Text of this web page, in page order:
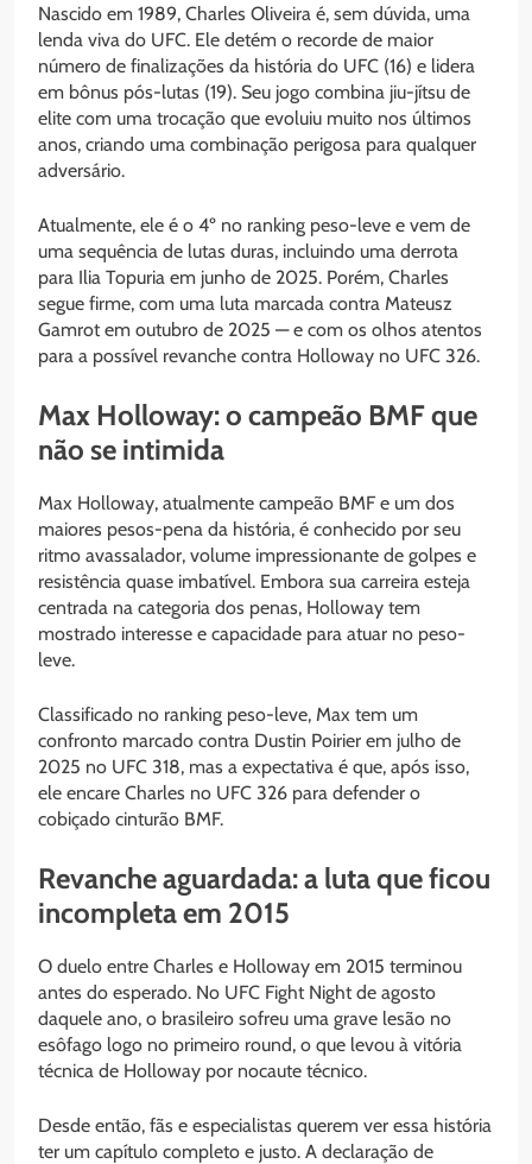
Nascido em 1989, Charles Oliveira é, sem dúvida, uma
lenda viva do UFC. Ele detém o recorde de maior
número de finalizações da história do UFC (16) e lidera
em bônus pós-lutas (19). Seu jogo combina jiu-jítsu de
elite com uma trocação que evoluiu muito nos últimos
anos, criando uma combinação perigosa para qualquer
adversário.
Atualmente, ele é o 4º no ranking peso-leve e vem de
uma sequência de lutas duras, incluindo uma derrota
para Ilia Topuria em junho de 2025. Porém, Charles
segue firme, com uma luta marcada contra Mateusz
Gamrot em outubro de 2025 — e com os olhos atentos
para a possível revanche contra Holloway no UFC 326.
Max Holloway: o campeão BMF que
não se intimida
Max Holloway, atualmente campeão BMF e um dos
maiores pesos-pena da história, é conhecido por seu
ritmo avassalador, volume impressionante de golpes e
resistência quase imbatível. Embora sua carreira esteja
centrada na categoria dos penas, Holloway tem
mostrado interesse e capacidade para atuar no peso-
leve.
Classificado no ranking peso-leve, Max tem um
confronto marcado contra Dustin Poirier em julho de
2025 no UFC 318, mas a expectativa é que, após isso,
ele encare Charles no UFC 326 para defender o
cobiçado cinturão BMF.
Revanche aguardada: a luta que ficou
incompleta em 2015
O duelo entre Charles e Holloway em 2015 terminou
antes do esperado. No UFC Fight Night de agosto
daquele ano, o brasileiro sofreu uma grave lesão no
esôfago logo no primeiro round, o que levou à vitória
técnica de Holloway por nocaute técnico.
Desde então, fãs e especialistas querem ver essa história
ter um capítulo completo e justo. A declaração de